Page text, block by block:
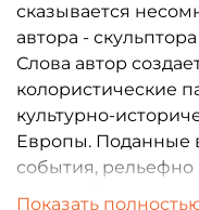
сказывается
автора -
Слова автор
колористические
культурно-
Европы. Поданные
события,
деятелей истории
Показать